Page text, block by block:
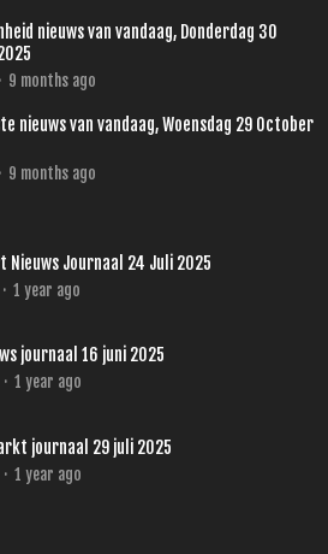
nieuws van vandaag, Donderdag 30
· 9 months ago
nieuws van vandaag, Woensdag 29 October
· 9 months ago
Nieuws Journaal 24 Juli 2025
· 1 year ago
journaal 16 juni 2025
· 1 year ago
journaal 29 juli 2025
· 1 year ago